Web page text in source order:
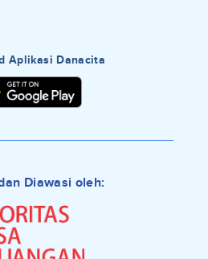
Aplikasi Danacita
Diawasi oleh: